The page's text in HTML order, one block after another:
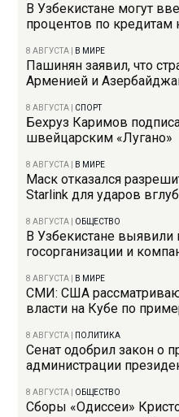
В Узбекистане могут
процентов по кредитам
8 АВГУСТА В МИРЕ
Пашинян заявил, что
Арменией и
8 АВГУСТА СПОРТ
Бехруз Каримов
швейцарским «Лугано»
8 АВГУСТА В МИРЕ
Маск отказался
Starlink для ударов
8 АВГУСТА ОБЩЕСТВО
В Узбекистане выявили
госорганизации и
8 АВГУСТА В МИРЕ
СМИ: США
власти на Кубе по
8 АВГУСТА ПОЛИТИКА
Сенат одобрил закон о
администрации
8 АВГУСТА ОБЩЕСТВО
Сборы «Одиссеи»